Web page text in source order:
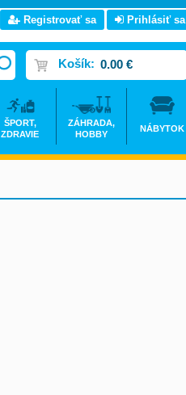
Registrovať sa Prihlásiť sa
Košík: 0.00 €
ŠPORT,
ZDRAVIE
ZÁHRADA,
HOBBY
NÁBYTOK